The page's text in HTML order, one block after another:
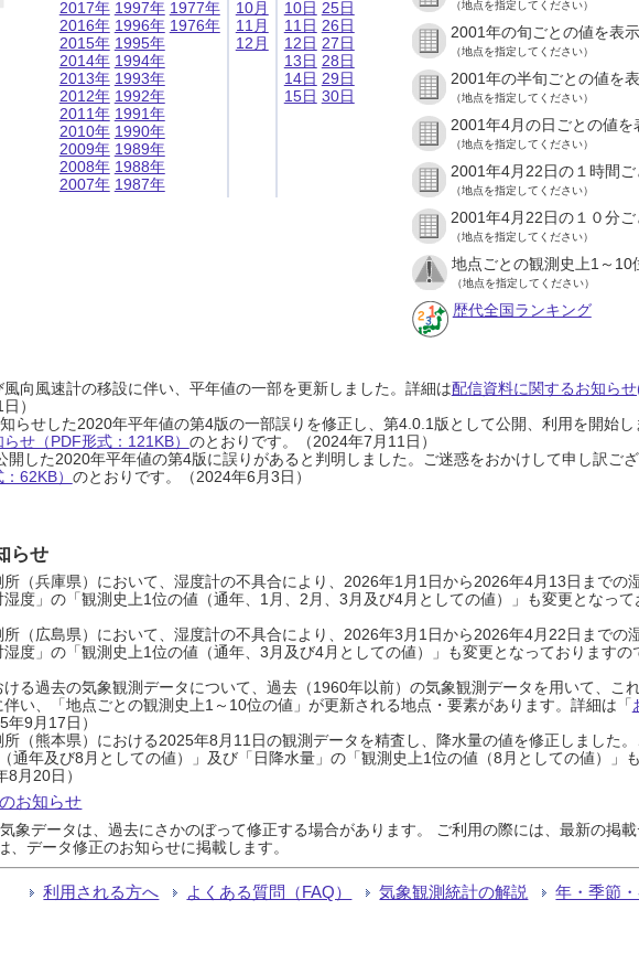
2017年
2016年
2015年
2014年
2013年
2012年
2011年
2010年
2009年
2008年
2007年
1997年
1996年
1995年
1994年
1993年
1992年
1991年
1990年
1989年
1988年
1987年
1977年
1976年
10月
11月
12月
10日
11日
12日
13日
14日
15日
25日
26日
27日
28日
29日
30日
（地点を指定してください）
2001年の旬ごとの値を表示
（地点を指定してください）
2001年の半旬ごとの値を
（地点を指定してください）
2001年4月の日ごとの値を
（地点を指定してください）
2001年4月22日の１時間
（地点を指定してください）
2001年4月22日の１０分
（地点を指定してください）
地点ごとの観測史上1～10
（地点を指定してください）
歴代全国ランキング
向風速計の移設に伴い、平年値の一部を更新しました。詳細は配信資料に関するお知らせ
）
らせした2020年平年値の第4版の一部誤りを修正し、第4.0.1版として公開、利用を開始
せ（PDF形式：121KB） のとおりです。（2024年7月11日）
開した2020年平年値の第4版に誤りがあると判明しました。ご迷惑をおかけして申し訳ご
62KB） のとおりです。（2024年6月3日）
らせ
（兵庫県）において、湿度計の不具合により、2026年1月1日から2026年4月13日までの
度」の「観測史上1位の値（通年、1月、2月、3月及び4月としての値）」も変更となって
（広島県）において、湿度計の不具合により、2026年3月1日から2026年4月22日までの
度」の「観測史上1位の値（通年、3月及び4月としての値）」も変更となっております
る過去の気象観測データについて、過去（1960年以前）の気象観測データを用いて、こ
い、「地点ごとの観測史上1～10位の値」が更新される地点・要素があります。詳細は「
9月17日）
（熊本県）における2025年8月11日の観測データを精査し、降水量の値を修正しました
通年及び8月としての値）」及び「日降水量」の「観測史上1位の値（8月としての値）」
月20日）
お知らせ
象データは、過去にさかのぼって修正する場合があります。 ご利用の際には、最新の掲
、データ修正のお知らせに掲載します。
利用される方へ よくある質問（FAQ） 気象観測統計の解説 年・季節